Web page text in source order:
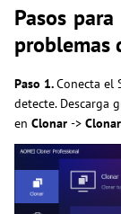
Pasos
problemas
Paso 1.Conecta el
detecte. Descarga
en Clonar ->